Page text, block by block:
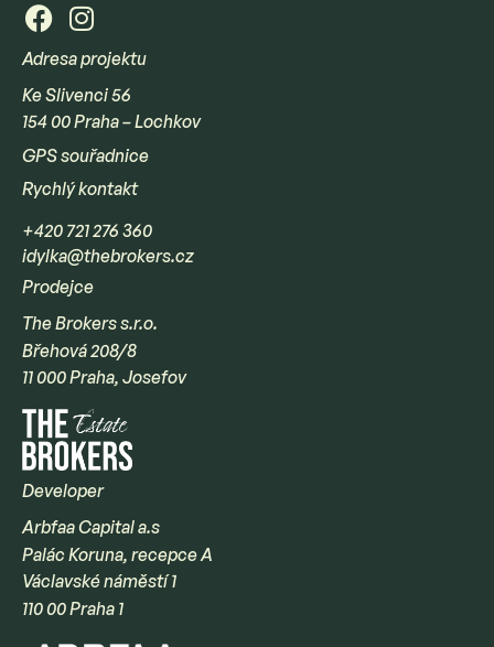
Adresa projektu
Ke Slivenci 56
154 00 Praha – Lochkov
GPS souřadnice
Rychlý kontakt
+420 721 276 360
idylka@thebrokers.cz
Prodejce
The Brokers s.r.o.
Břehová 208/8
11 000 Praha, Josefov
Developer
Arbfaa Capital a.s
Palác Koruna, recepce A
Václavské náměstí 1
110 00 Praha 1